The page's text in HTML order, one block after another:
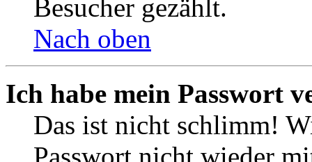
Besucher gezählt.
Nach oben
Ich habe mein Passwort
Das ist nicht schlimm!